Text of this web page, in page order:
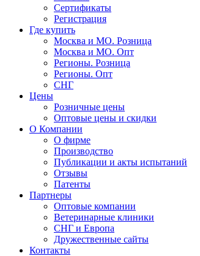
Сертификаты
Регистрация
Где купить
Москва и МО. Розница
Москва и МО. Опт
Регионы. Розница
Регионы. Опт
СНГ
Цены
Розничные цены
Оптовые цены и скидки
О Компании
О фирме
Производство
Публикации и акты испытаний
Отзывы
Патенты
Партнеры
Оптовые компании
Ветеринарные клиники
СНГ и Европа
Дружественные сайты
Контакты